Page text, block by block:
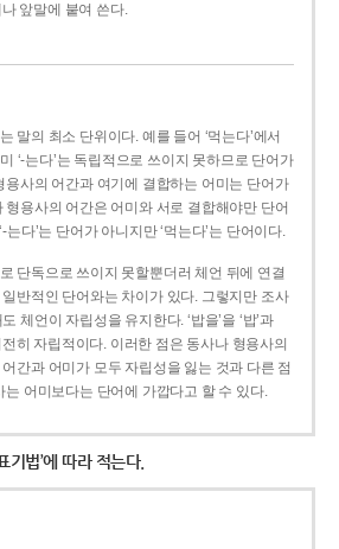
나 앞말에 붙여 쓴다.
말의 최소 단위이다. 예를 들어 ‘먹는다’에서
‘­-는다’는 독립적으로 쓰이지 못하므로 단어가
용사의 어간과 여기에 결합하는 어미는 단어가
형용사의 어간은 어미와 서로 결합해야만 단어
는다’는 단어가 아니지만 ‘먹는다’는 단어이다.
단독으로 쓰이지 못할뿐더러 체언 뒤에 연결
반적인 단어와는 차이가 있다. 그렇지만 조사
체언이 자립성을 유지한다. ‘밥을’을 ‘밥’과
전히 자립적이다. 이러한 점은 동사나 형용사의
간과 어미가 모두 자립성을 잃는 것과 다른 점
는 어미보다는 단어에 가깝다고 할 수 있다.
기법’에 따라 적는다.